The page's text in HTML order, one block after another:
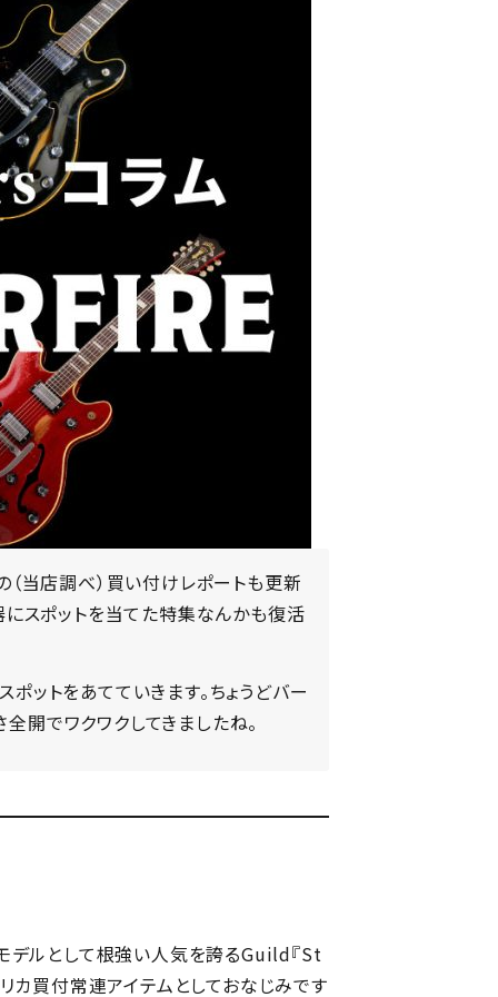
当店調べ）買い付けレポートも更新
にスポットを当てた特集なんかも復活
ットをあてていきます。ちょうどバー
開でワクワクしてきましたね。
デルとして根強い人気を誇るGuild『St
カ買付常連アイテムとしておなじみです